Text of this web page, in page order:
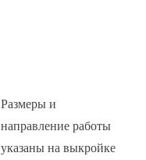
Размеры и
направление работы
указаны на выкройке